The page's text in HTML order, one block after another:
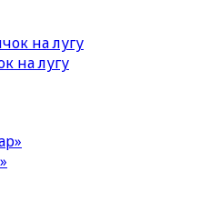
на лугу